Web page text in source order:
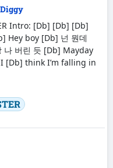
Diggy
Intro: [Db] [Db] [Db]
Hey boy [Db] 넌 뭔데
나 버린 듯 [Db] Mayday
[Db] think I’m falling in